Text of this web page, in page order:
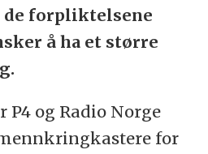
de forpliktelsene
å ha et større
P4 og Radio Norge
for